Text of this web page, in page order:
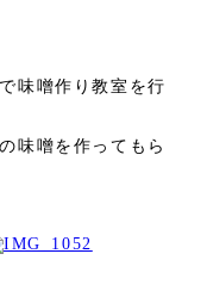
味噌作り教室を行
味噌を作ってもら